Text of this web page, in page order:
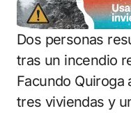
Dos personas resultaron con quemaduras
tras un incendio
Facundo Quiroga
tres viviendas y